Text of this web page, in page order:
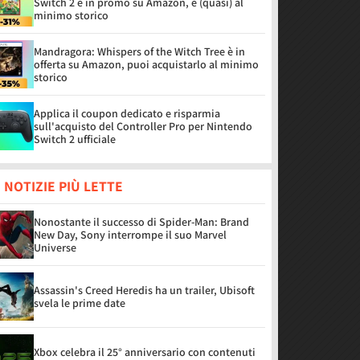
minimo storico
Mandragora: Whispers of the Witch Tree è in
offerta su Amazon, puoi acquistarlo al minimo
storico
Applica il coupon dedicato e risparmia
sull'acquisto del Controller Pro per Nintendo
Switch 2 ufficiale
NOTIZIE PIÙ LETTE
Nonostante il successo di Spider-Man: Brand
New Day, Sony interrompe il suo Marvel
Universe
Assassin's Creed Heredis ha un trailer, Ubisoft
svela le prime date
Xbox celebra il 25° anniversario con contenuti